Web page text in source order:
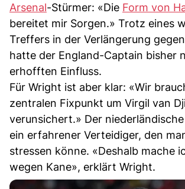
Arsenal-Stürmer: «Die Form von
bereitet mir Sorgen.» Trotz eines
Treffers in der Verlängerung
hatte der England-Captain bisher
erhofften Einfluss.
Für Wright ist aber klar: «Wir
zentralen Fixpunkt um Virgil van
verunsichert.» Der
ein erfahrener Verteidiger, den
stressen könne. «Deshalb mache
wegen Kane», erklärt Wright.